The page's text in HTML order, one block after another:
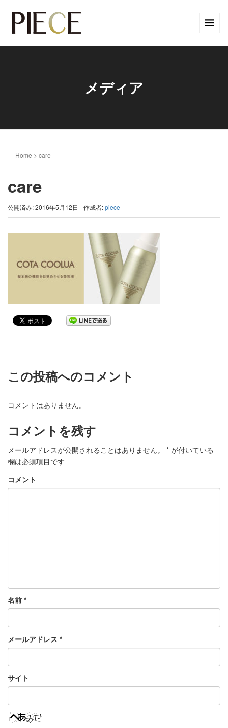
メディア
Home > care
care
公開済み: 2016年5月12日 作成者:piece
この投稿へのコメント
コメントはありません。
コメントを残す
メールアドレスが公開されることはありません。 * が付いている
欄は必須項目です
コメント
名前 *
メールアドレス *
サイト